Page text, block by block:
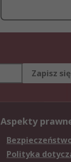
Zapisz się
Aspekty
Polityka